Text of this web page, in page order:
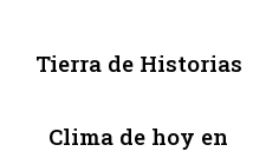
Tierra de Historias
Clima de hoy en